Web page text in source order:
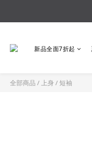
新品全面7折起
全部商品 / 上身 /短袖